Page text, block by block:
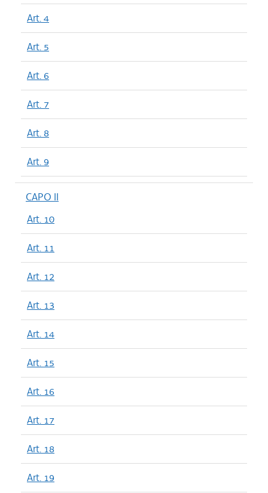
Art. 4
Art. 5
Art. 6
Art. 7
Art. 8
Art. 9
CAPO II
Art. 10
Art. 11
Art. 12
Art. 13
Art. 14
Art. 15
Art. 16
Art. 17
Art. 18
Art. 19